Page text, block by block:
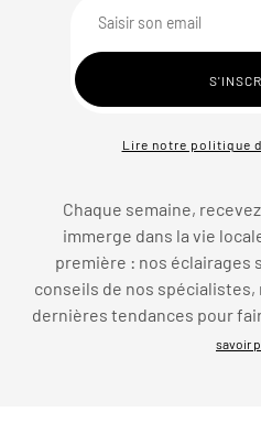
Lire notre politique
Chaque semaine,
immerge dans la vie
première : nos éclairages
conseils de nos
dernières tendances pour
savoir